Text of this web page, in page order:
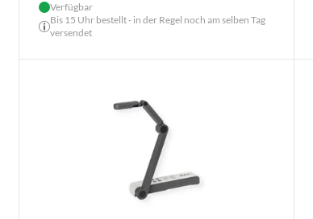
Verfügbar
Bis 15 Uhr bestellt - in der Regel noch am selben Tag
versendet